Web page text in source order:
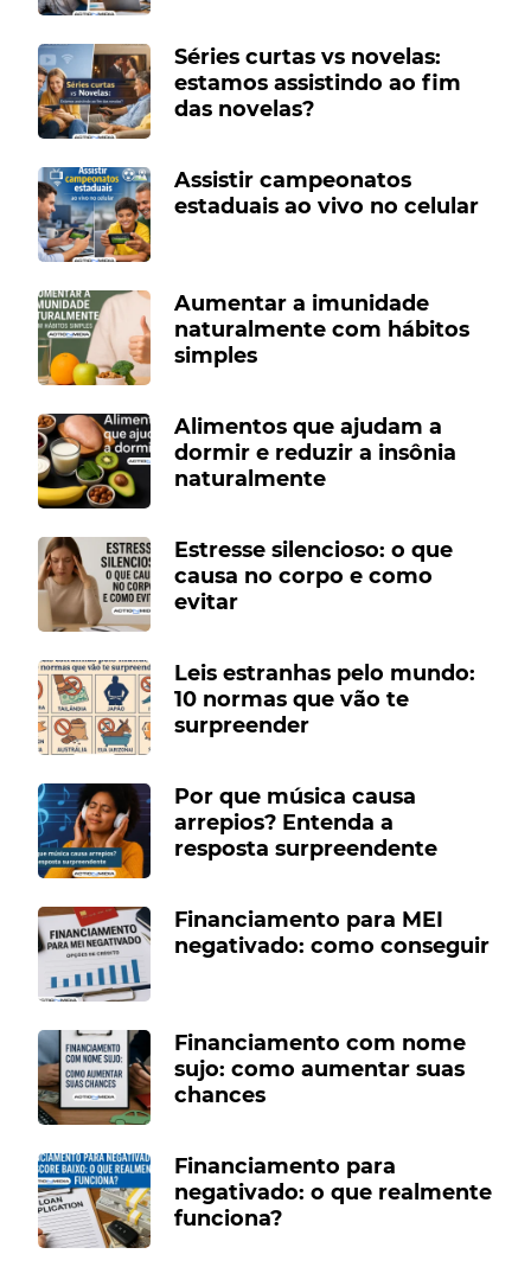
Séries curtas vs novelas:
estamos assistindo ao fim
das novelas?
Assistir campeonatos
estaduais ao vivo no celular
Aumentar a imunidade
naturalmente com hábitos
simples
Alimentos que ajudam a
dormir e reduzir a insônia
naturalmente
Estresse silencioso: o que
causa no corpo e como
evitar
Leis estranhas pelo mundo:
10 normas que vão te
surpreender
Por que música causa
arrepios? Entenda a
resposta surpreendente
Financiamento para MEI
negativado: como conseguir
Financiamento com nome
sujo: como aumentar suas
chances
Financiamento para
negativado: o que realmente
funciona?